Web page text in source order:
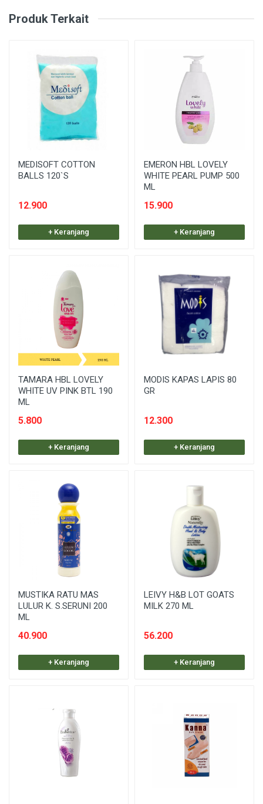
Produk Terkait
MEDISOFT COTTON
BALLS 120`S
12.900
+ Keranjang
EMERON HBL LOVELY
WHITE PEARL PUMP 500
ML
15.900
+ Keranjang
TAMARA HBL LOVELY
WHITE UV PINK BTL 190
ML
5.800
+ Keranjang
MODIS KAPAS LAPIS 80
GR
12.300
+ Keranjang
MUSTIKA RATU MAS
LULUR K. S.SERUNI 200
ML
40.900
+ Keranjang
LEIVY H&B LOT GOATS
MILK 270 ML
56.200
+ Keranjang